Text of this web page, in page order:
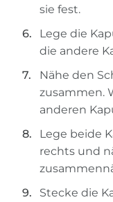
sie fest.
Lege die
die andere
Nähe den
zusammen.
anderen
Lege beide
rechts und
Steckedie